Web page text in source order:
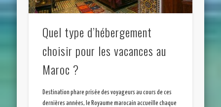
Quel type d’hébergement
choisir pour les vacances au
Maroc ?
Destination phare prisée des voyageurs au cours de ces
dernières années, le Royaume marocain accueille chaque